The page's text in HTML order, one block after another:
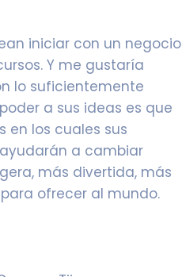
iniciar con un negocio
Y me gustaría
lo suficientemente
a sus ideas es que
en los cuales sus
a cambiar
más divertida, más
ofrecer al mundo.